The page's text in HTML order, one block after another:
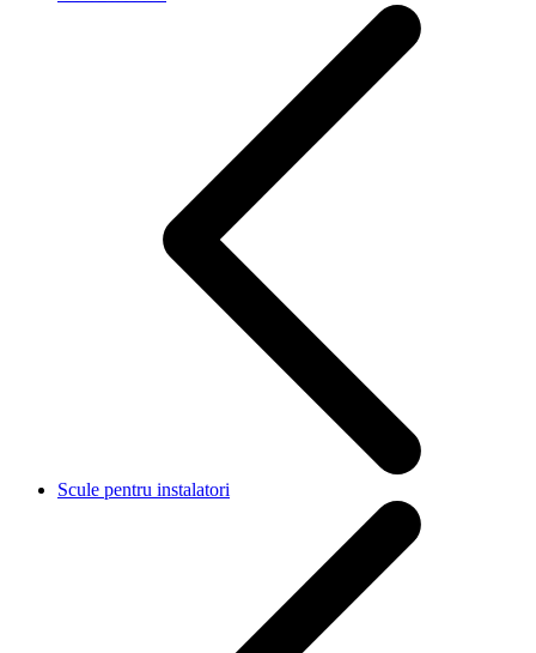
Scule pentru instalatori